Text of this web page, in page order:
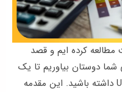
مطالعه کرده ایم و قصد
شما دوستان بیاوریم تا یک
دید کلی و به روز از وضعیت بازار UPVC داشته باشید. این مقدمه